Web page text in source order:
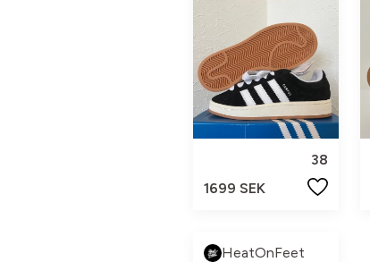
38
1699 SEK
HeatOnFeet